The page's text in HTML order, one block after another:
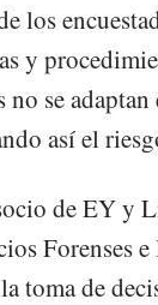
los
y
no se
así el
de EY y
Forenses
toma de